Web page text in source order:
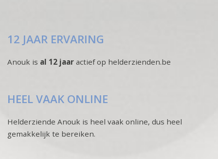
12 JAAR ERVARING
Anouk is al 12 jaar actief op helderzienden.be
HEEL VAAK ONLINE
Helderziende Anouk is heel vaak online, dus heel
gemakkelijk te bereiken.